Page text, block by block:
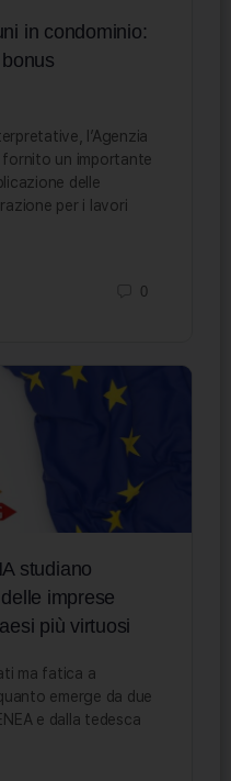
in condominio:
l’Agenzia
fornito un importante
delle
per i lavori
0
studiano
imprese
più virtuosi
ma fatica a
emerge da due
e dalla tedesca